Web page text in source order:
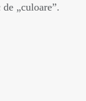
„culoare”.